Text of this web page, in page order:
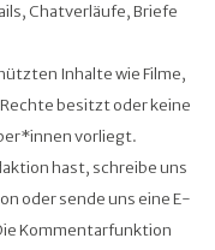
Chatverläufe, Briefe
Inhalte wie Filme,
besitzt oder keine
vorliegt.
hast, schreibe uns
oder sende uns eine E-
Kommentarfunktion